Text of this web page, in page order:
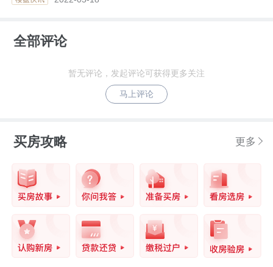
全部评论
暂无评论，发起评论可获得更多关注
马上评论
买房攻略 更多